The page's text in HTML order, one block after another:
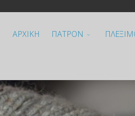
ΑΡΧΙΚΗ ΠΑΤΡΟΝ